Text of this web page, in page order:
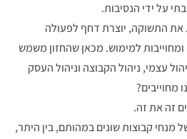
על ידי הנסיבות.
התשוקה, יוצרת דחף לפעולה
למימוש. מכאן שהחזון משמש
עצמי, ניהול הקבוצה וניהול העסק
זה את זה.
מנחי קבוצות שונים במהותם, בין היתר,